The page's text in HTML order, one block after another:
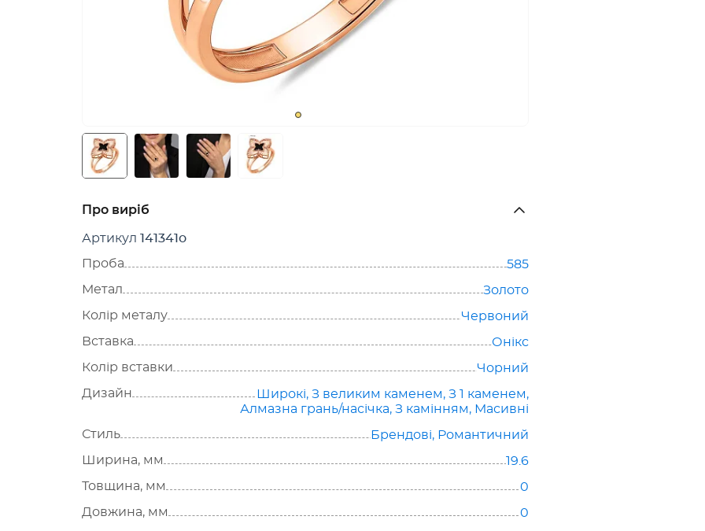
Про виріб
Артикул 141341о
Проба
585
Метал
Золото
Колір металу
Червоний
Вставка
Онікс
Колір вставки
Чорний
Дизайн
Широкі, З великим каменем, З 1 каменем,
Алмазна грань/насічка, З камінням, Масивні
Стиль
Брендові, Романтичний
Ширина, мм
19.6
Товщина, мм
0
Довжина, мм
0